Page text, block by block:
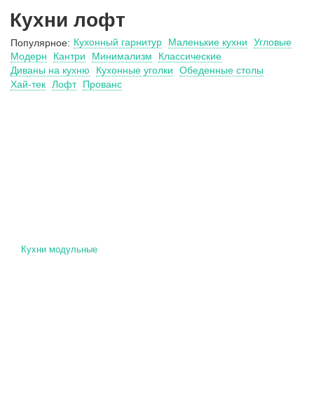
Кухни лофт
Популярное: Кухонный гарнитур Маленькие кухни
Угловые
Модерн
Кантри Минимализм
Классические
Диваны на кухню
Кухонные уголки
Обеденные столы
Хай-тек Лофт Прованс
Кухни модульные